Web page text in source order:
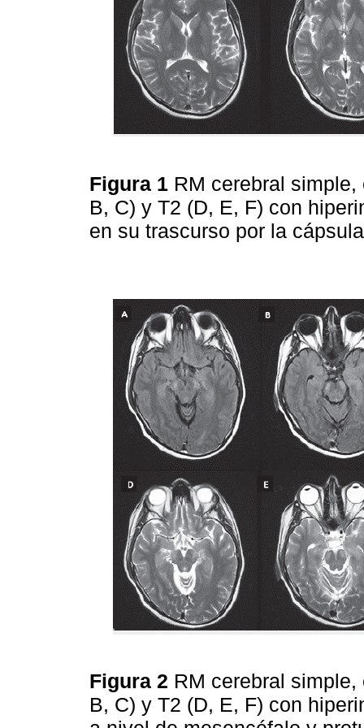
Figura 1 RM cerebral
B, C) y T2 (D, E, F) con
en su trascurso por la
Figura 2 RM cerebral
B, C) y T2 (D, E, F) con